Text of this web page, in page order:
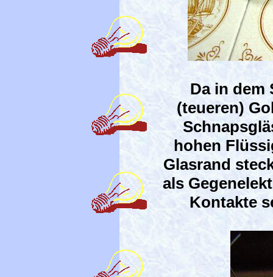
Da in dem
(teueren)
hohen
Glasrand
als
Kontakte